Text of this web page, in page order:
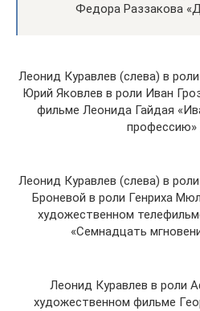
Федора Раззакова
Леонид Куравлев (слева) в
Юрий Яковлев в роли Иван
фильме Леонида Гайдая
профессию»
Леонид Куравлев (слева) в
Броневой в роли Генриха
художественном
«Семнадцать
Леонид Куравлев в роли
художественном фильме